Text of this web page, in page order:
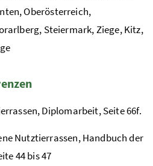
Oberösterreich,
Steiermark, Ziege, Kitz,
Diplomarbeit, Seite 66f.
Nutztierrassen, Handbuch der
44 bis 47